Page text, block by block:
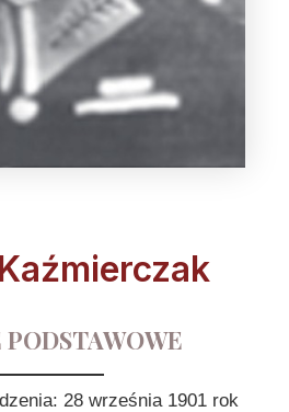
PODSTAWOWE
28 września 1901 rok